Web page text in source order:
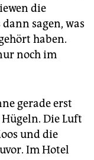
die
sagen, was
haben.
noch im
gerade erst
Die Luft
und die
Im Hotel